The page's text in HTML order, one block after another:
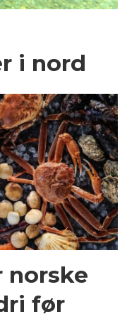
i nord
norske
før